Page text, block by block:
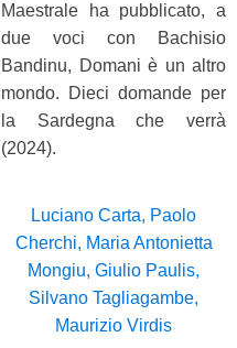
Maestrale ha pubblicato, a
due voci con Bachisio
Bandinu, Domani è un altro
mondo. Dieci domande per
la Sardegna che verrà
(2024).
Luciano Carta, Paolo
Cherchi, Maria Antonietta
Mongiu, Giulio Paulis,
Silvano Tagliagambe,
Maurizio Virdis